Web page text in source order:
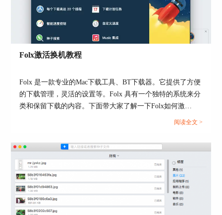
图4：限制下载速度设定
另外，它还有自定义的速度设置，一般来说Folx软
击“好”，便能将设定的下载速度进行保存。
除了限制下载速度的设置外，还可以设置限制上传
速度。同样的，限制上传速度也包括了无限制选
Folx激活换机教程
Folx 是一款专业的Mac下载工具、BT下载器。它提供了方便
的下载管理，灵活的设置等。Folx 具有一个独特的系统来分
类和保留下载的内容。下面带大家了解一下Folx如何激
阅读全文 >